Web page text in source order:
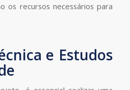
os recursos necessários para
e Estudos